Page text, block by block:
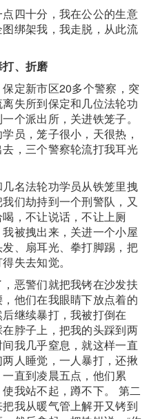
四十分，我在公公的生意
绑架我，我走脱，从此流
、折磨
定新市区20多个警察，突
失所到保定和几位法轮功
个派出所，关进铁笼子。
员，笼子很小，天很热，
，三个警察轮流打我耳光
名法轮功学员从铁笼里拽
们劫持到一个刑警队，又
，不让说话，不让上厕
被拽出来，关进一个小屋
、扇耳光、拳打脚踢，把
失去知觉。
恶警们就把我铐在沙发扶
他们在我眼睛下放点着的
继续暴打，我被打倒在
脖子上，把我的头踩到两
我几乎窒息，就这样一直
人睡觉，一人暴打，还揪
直到凌晨五点，他们累
我站不起，蹲不下。 第二
我从暖气管上解开又铐到